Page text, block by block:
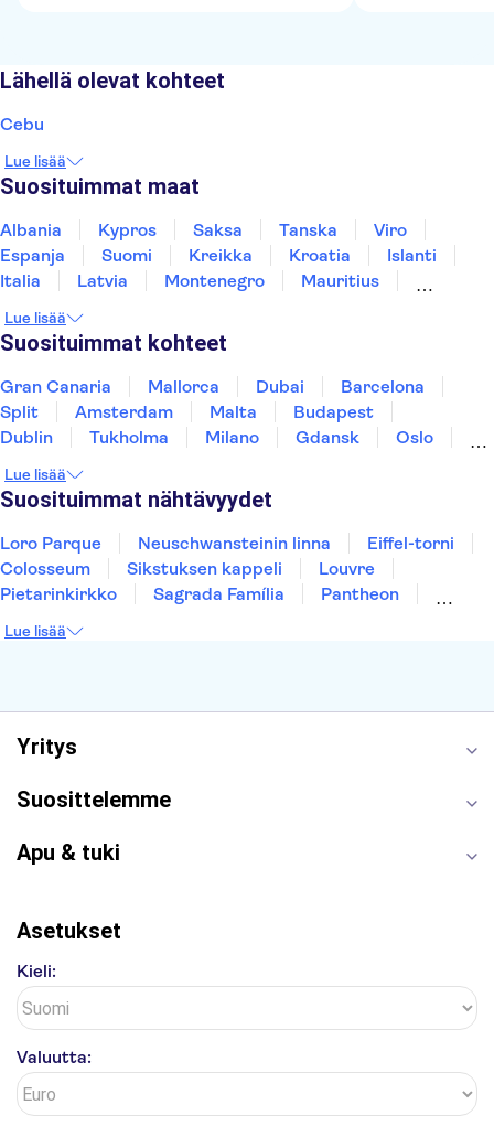
Lähellä olevat kohteet
Cebu
Lue lisää
Suosituimmat maat
Albania Kypros Saksa Tanska
Viro
Espanja
Suomi Kreikka Kroatia
Islanti
Italia
Latvia Montenegro
Mauritius
Thaimaa
Turkki
Lue lisää
Suosituimmat kohteet
Gran Canaria Mallorca Dubai
Barcelona
Split
Amsterdam Malta
Budapest
Dublin
Tukholma Milano Gdansk
Oslo
Tallinna
Ljubljana Riika
Lue lisää
Suosituimmat nähtävyydet
Loro Parque Neuschwansteinin linna
Eiffel-torni
Colosseum
Sikstuksen kappeli
Louvre
Pietarinkirkko
Sagrada Família
Pantheon
Keukenhof
Lue lisää
Yritys
Suosittelemme
Apu & tuki
Asetukset
Kieli:
Valuutta: